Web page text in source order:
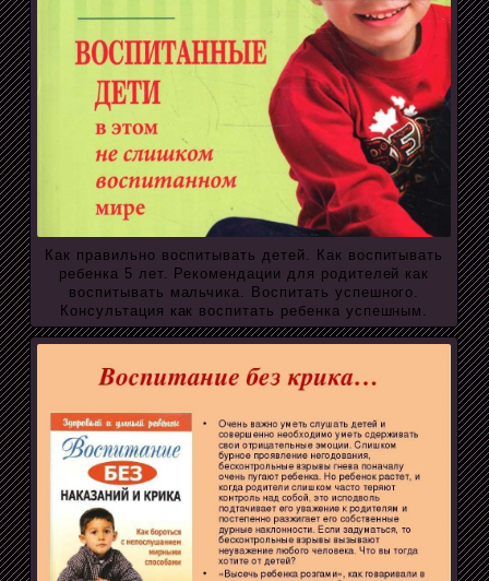
Как правильно воспитывать детей. Как воспитывать
ребенка 5 лет. Рекомендации для родителей как
воспитывать мальчика. Воспитать успешного.
Консультация как воспитать ребенка успешным.